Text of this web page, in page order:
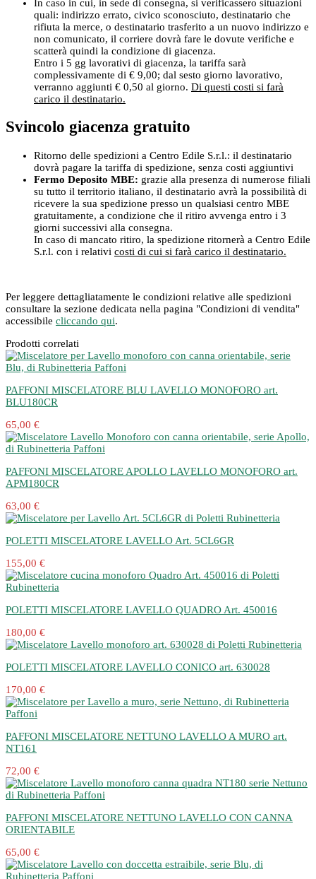
In caso in cui, in sede di consegna, si verificassero situazioni
quali: indirizzo errato, civico sconosciuto, destinatario che
rifiuta la merce, o destinatario trasferito a un nuovo indirizzo e
non comunicato, il corriere dovrà fare le dovute verifiche e
scatterà quindi la condizione di giacenza.
Entro i 5 gg lavorativi di giacenza, la tariffa sarà
complessivamente di € 9,00; dal sesto giorno lavorativo,
verranno aggiunti € 0,50 al giorno. Di questi costi si farà
carico il destinatario.
Svincolo giacenza gratuito
Ritorno delle spedizioni a Centro Edile S.r.l.: il destinatario
dovrà pagare la tariffa di spedizione, senza costi aggiuntivi
Fermo Deposito MBE: grazie alla presenza di numerose filiali
su tutto il territorio italiano, il destinatario avrà la possibilità di
ricevere la sua spedizione presso un qualsiasi centro MBE
gratuitamente, a condizione che il ritiro avvenga entro i 3
giorni successivi alla consegna.
In caso di mancato ritiro, la spedizione ritornerà a Centro Edile
S.r.l. con i relativi costi di cui si farà carico il destinatario.
Per leggere dettagliatamente le condizioni relative alle spedizioni
consultare la sezione dedicata nella pagina "Condizioni di vendita"
accessibile cliccando qui.
Prodotti correlati
PAFFONI MISCELATORE BLU LAVELLO MONOFORO art.
BLU180CR
65,00 €
PAFFONI MISCELATORE APOLLO LAVELLO MONOFORO art.
APM180CR
63,00 €
POLETTI MISCELATORE LAVELLO Art. 5CL6GR
155,00 €
POLETTI MISCELATORE LAVELLO QUADRO Art. 450016
180,00 €
POLETTI MISCELATORE LAVELLO CONICO art. 630028
170,00 €
PAFFONI MISCELATORE NETTUNO LAVELLO A MURO art.
NT161
72,00 €
PAFFONI MISCELATORE NETTUNO LAVELLO CON CANNA
ORIENTABILE
65,00 €